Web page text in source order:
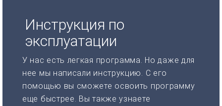
Инструкция по
эксплуатации
У нас есть легкая программа. Но даже для
нее мы написали инструкцию. С его
помощью вы сможете освоить программу
еще быстрее. Вы также узнаете